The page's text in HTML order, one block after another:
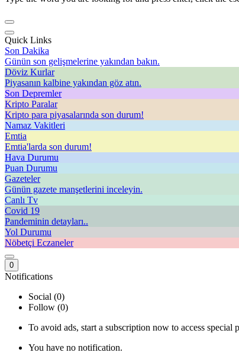
Quick Links
Son Dakika
Günün son gelişmelerine yakından bakın.
Döviz Kurlar
Piyasanın kalbine yakından göz atın.
Son Depremler
Kripto Paralar
Kripto para piyasalarında son durum!
Namaz Vakitleri
Emtia
Emtia'larda son durum!
Hava Durumu
Puan Durumu
Gazeteler
Günün gazete manşetlerini inceleyin.
Canlı Tv
Covid 19
Pandeminin detayları..
Yol Durumu
Nöbetçi Eczaneler
0
Notifications
Social (0)
Follow (0)
To avoid ads, start a subscription now to access special
You have no notification.